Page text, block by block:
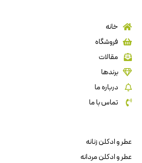
خانه
فروشگاه
مقالات
برندها
درباره ما
تماس با ما
عطر و ادکلن زنانه
عطر و ادکلن مردانه